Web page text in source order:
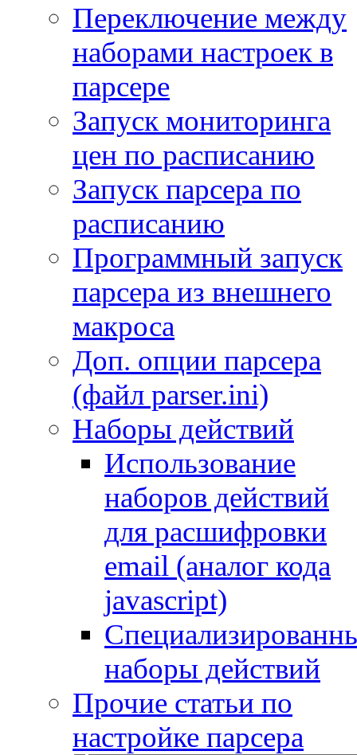
Переключение между
наборами настроек в
парсере
Запуск мониторинга
цен по расписанию
Запуск парсера по
расписанию
Программный запуск
парсера из внешнего
макроса
Доп. опции парсера
(файл parser.ini)
Наборы действий
Использование
наборов действий
для расшифровки
email (аналог кода
javascript)
наборы действий
Прочие статьи по
настройке парсера